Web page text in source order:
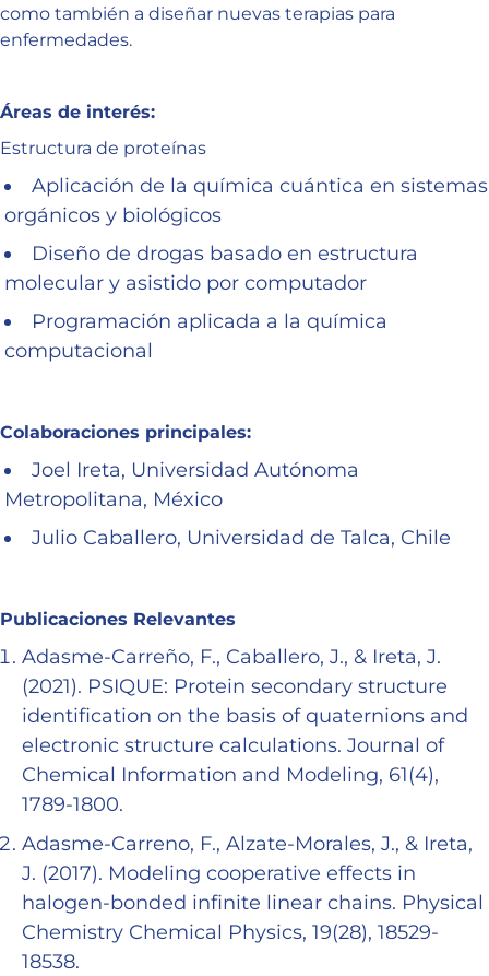
como también a diseñar nuevas terapias para
enfermedades.
Áreas de interés:
Estructura de proteínas
Aplicación de la química cuántica en sistemas
orgánicos y biológicos
Diseño de drogas basado en estructura
molecular y asistido por computador
Programación aplicada a la química
computacional
Colaboraciones principales:
Joel Ireta, Universidad Autónoma
Metropolitana, México
Julio Caballero, Universidad de Talca, Chile
Publicaciones Relevantes
Adasme-Carreño, F., Caballero, J., & Ireta, J.
(2021). PSIQUE: Protein secondary structure
identification on the basis of quaternions and
electronic structure calculations. Journal of
Chemical Information and Modeling, 61(4),
1789-1800.
Adasme-Carreno, F., Alzate-Morales, J., & Ireta,
J. (2017). Modeling cooperative effects in
halogen-bonded infinite linear chains. Physical
Chemistry Chemical Physics, 19(28), 18529-
18538.